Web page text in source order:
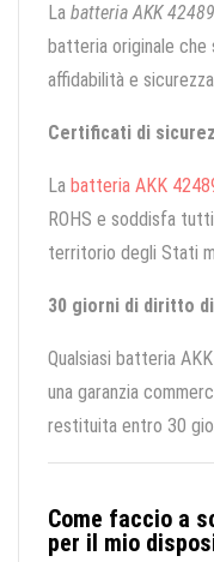
La batteria AKK
batteria originale
affidabilità e
Certificati di
La batteria AKK
ROHS e soddisfa
territorio degli Stati
30 giorni di diritto
Qualsiasi batteria
una garanzia
restituita entro 30
Come faccio a
per il mio